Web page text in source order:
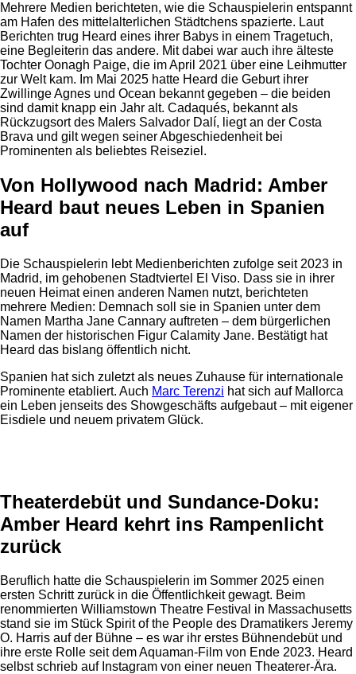
Mehrere Medien berichteten, wie die Schauspielerin entspannt
am Hafen des mittelalterlichen Städtchens spazierte. Laut
Berichten trug Heard eines ihrer Babys in einem Tragetuch,
eine Begleiterin das andere. Mit dabei war auch ihre älteste
Tochter Oonagh Paige, die im April 2021 über eine Leihmutter
zur Welt kam. Im Mai 2025 hatte Heard die Geburt ihrer
Zwillinge Agnes und Ocean bekannt gegeben – die beiden
sind damit knapp ein Jahr alt. Cadaqués, bekannt als
Rückzugsort des Malers Salvador Dalí, liegt an der Costa
Brava und gilt wegen seiner Abgeschiedenheit bei
Prominenten als beliebtes Reiseziel.
Von Hollywood nach Madrid: Amber
Heard baut neues Leben in Spanien
auf
Die Schauspielerin lebt Medienberichten zufolge seit 2023 in
Madrid, im gehobenen Stadtviertel El Viso. Dass sie in ihrer
neuen Heimat einen anderen Namen nutzt, berichteten
mehrere Medien: Demnach soll sie in Spanien unter dem
Namen Martha Jane Cannary auftreten – dem bürgerlichen
Namen der historischen Figur Calamity Jane. Bestätigt hat
Heard das bislang öffentlich nicht.
Spanien hat sich zuletzt als neues Zuhause für internationale
Prominente etabliert. Auch Marc Terenzi hat sich auf Mallorca
ein Leben jenseits des Showgeschäfts aufgebaut – mit eigener
Eisdiele und neuem privatem Glück.
Theaterdebüt und Sundance-Doku:
Amber Heard kehrt ins Rampenlicht
zurück
Beruflich hatte die Schauspielerin im Sommer 2025 einen
ersten Schritt zurück in die Öffentlichkeit gewagt. Beim
renommierten Williamstown Theatre Festival in Massachusetts
stand sie im Stück Spirit of the People des Dramatikers Jeremy
O. Harris auf der Bühne – es war ihr erstes Bühnendebüt und
ihre erste Rolle seit dem Aquaman-Film von Ende 2023. Heard
selbst schrieb auf Instagram von einer neuen Theaterer-Ära.